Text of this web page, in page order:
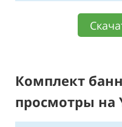
Комплект
просмотры на